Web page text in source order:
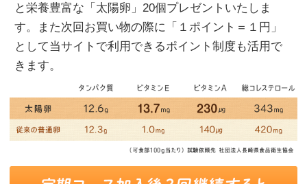
と栄養豊富な「太陽卵」20個プレゼントいたしま
す。また次回お買い物の際に「１ポイント＝１円」
として当サイトで利用できるポイント制度も活用で
きます。